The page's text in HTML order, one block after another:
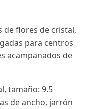
de flores de cristal,
para centros
acampanados de
tamaño: 9.5
de ancho, jarrón